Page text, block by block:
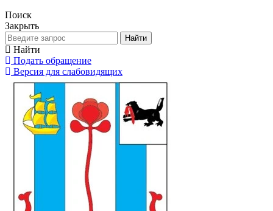
Поиск
Закрыть
Найти
Найти
Подать обращение
Версия для слабовидящих